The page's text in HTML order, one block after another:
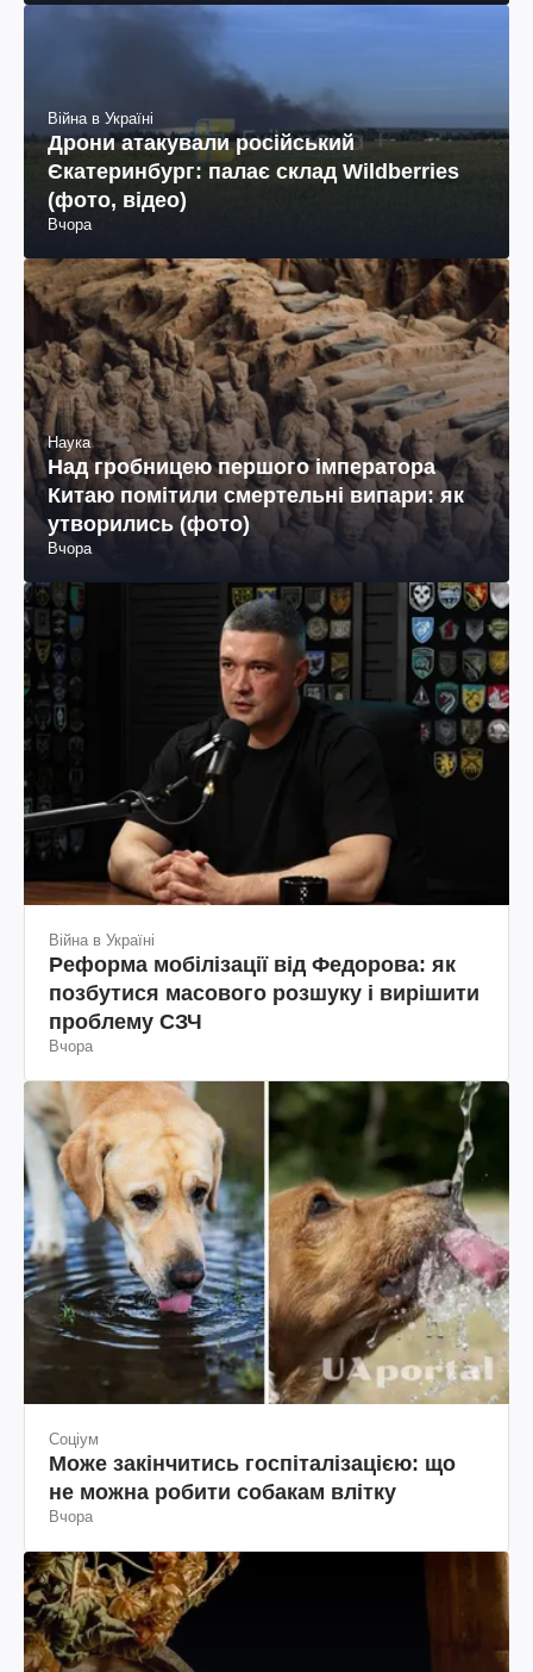
Війна в Україні
Дрони атакували російський
Єкатеринбург: палає склад Wildberries
(фото, відео)
Вчора
Наука
Над гробницею першого імператора
Китаю помітили смертельні випари: як
утворились (фото)
Вчора
Війна в Україні
Реформа мобілізації від Федорова: як
позбутися масового розшуку і вирішити
проблему СЗЧ
Вчора
Соціум
Може закінчитись госпіталізацією: що
не можна робити собакам влітку
Вчора